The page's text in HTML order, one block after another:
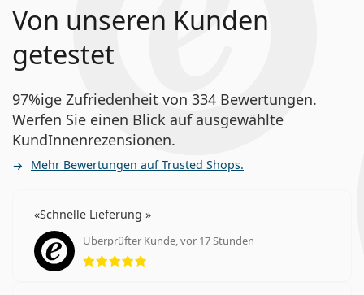
Von unseren Kunden
getestet
97%ige Zufriedenheit von 334 Bewertungen.
Werfen Sie einen Blick auf ausgewählte
KundInnenrezensionen.
Mehr Bewertungen auf Trusted Shops.
Schnelle Lieferung
Überprüfter Kunde, vor 17 Stunden
Bewertung 5 aus 5